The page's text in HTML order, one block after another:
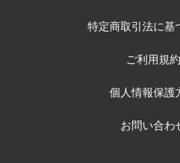
特定商取引法に基
ご利用規約
個人情報保護
お問い合わ